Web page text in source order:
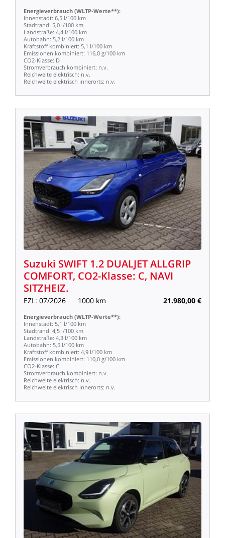
Energieverbrauch (WLTP-Werte**):
Innenstadt: 6,5 l/100 km
Stadtrand: 5,0 l/100 km
Landstraße: 4,4 l/100 km
Autobahn: 5,2 l/100 km
Kraftstoff kombiniert: 5,1 l/100 km
Emissionen kombiniert: 116,0 g/100 km
CO2-Klasse: D
Stromverbrauch kombiniert: n.v.
Reichweite elektrisch: n.v.
Reichweite elektrisch innerorts: n.v.
Suzuki SWIFT 1.2 DUALJETALLGRIP
COMFORT, CO2-Klasse: C, NAVI
SITZHEIZ.
EZL: 07/2026 1000 km 21.980,00 €
Energieverbrauch (WLTP-Werte**):
Innenstadt: 5,1 l/100 km
Stadtrand: 4,5 l/100 km
Landstraße: 4,3 l/100 km
Autobahn: 5,5 l/100 km
Kraftstoff kombiniert: 4,9 l/100 km
Emissionen kombiniert: 110,0 g/100 km
CO2-Klasse: C
Stromverbrauch kombiniert: n.v.
Reichweite elektrisch: n.v.
Reichweite elektrisch innerorts: n.v.